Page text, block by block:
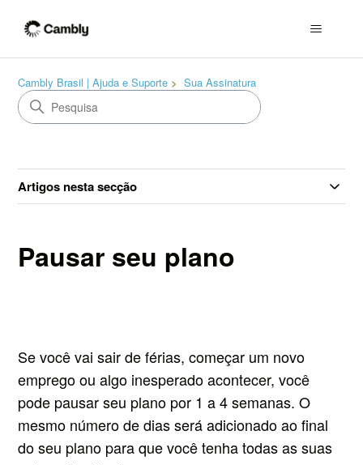
Cambly Brasil | Ajuda e Suporte Sua Assinatura
Artigos nesta secção
Pausar seu plano
Se você vai sair de férias, começar um novo
emprego ou algo inesperado acontecer, você
pode pausar seu plano por 1 a 4 semanas. O
mesmo número de dias será adicionado ao final
do seu plano para que você tenha todas as suas